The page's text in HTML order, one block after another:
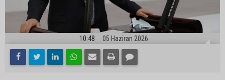
10:48 05 Haziran 2026